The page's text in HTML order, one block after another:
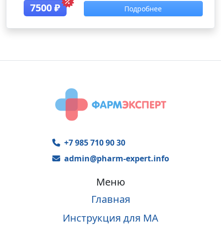
7500₽ Подробнее
+7 985 710 90 30
admin@pharm-expert.info
Меню
Главная
Инструкция для МА